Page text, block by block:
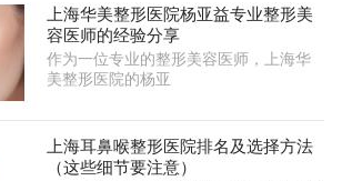
上海华美整形医院杨亚益专业整形美
容医师的经验分享
作为一位专业的整形美容医师，上海华
美整形医院的杨亚
上海耳鼻喉整形医院排名及选择方法
（这些细节要注意）